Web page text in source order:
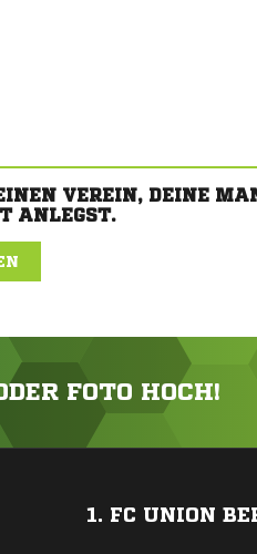
VEREIN, DEINE
ANLEGST.
FOTO HOCH!
1. FC UNION